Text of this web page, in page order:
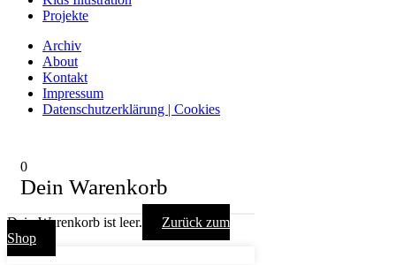
Projekte
Archiv
About
Kontakt
Impressum
Datenschutzerklärung | Cookies
0
Dein Warenkorb
Dein Warenkorb ist leer.
Zurück zum
Shop